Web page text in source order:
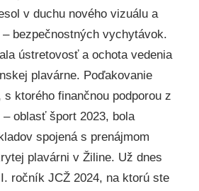
v duchu nového vizuálu a
bezpečnostných vychytávok.
ústretovosť a ochota vedenia
plavárne. Poďakovanie
ktorého finančnou podporou z
oblasť šport 2023, bola
spojená s prenájmom
plavárni v Žiline. Už dnes
ročník JCŽ 2024, na ktorú ste